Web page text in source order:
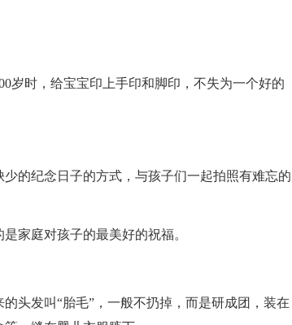
岁时，给宝宝印上手印和脚印，不失为一个好的
的纪念日子的方式，与孩子们一起拍照有难忘的
家庭对孩子的最美好的祝福。
头发叫“胎毛”，一般不扔掉，而是研成团，装在